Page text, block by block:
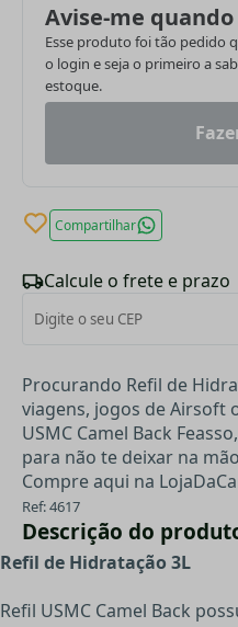
Avise-me
Esse produto foi tão pedido
o login e seja o primeiro a
estoque.
Compartilhar
Calcule o frete e prazo
Procurando Refil de
viagens, jogos de Airsoft
USMC Camel Back
para não te deixar na
Compre aqui na
Ref: 4617
Descrição do
Refil de Hidratação 3L
Refil USMC Camel Back